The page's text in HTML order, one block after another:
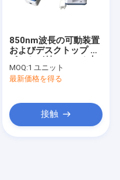
850nm波長の可動装置
およびデスクトップ サ
外線静脈のロケータ装
置静脈の照明装置
MOQ:1 ユニット
最新価格を得る
接触